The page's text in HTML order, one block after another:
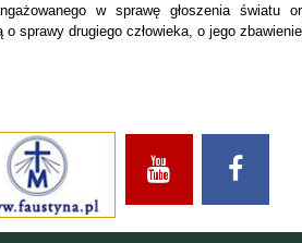
w sprawę głoszenia światu
sprawy drugiego człowieka, o jego